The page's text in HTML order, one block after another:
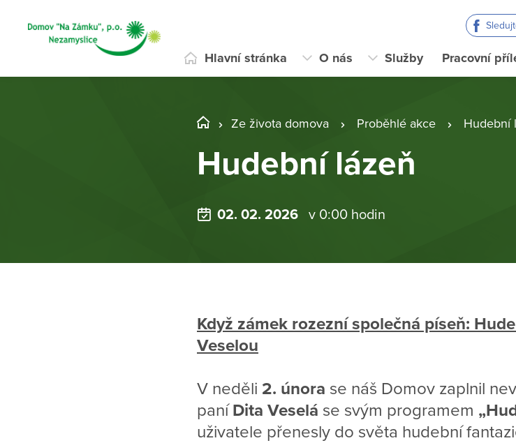
Hlavní stránka O nás Služby Pracovní
Ze života domova Proběhlé akce Hudební
Hudební lázeň
02. 02. 2026 v 0:00 hodin
Když zámek rozezní společná píseň:
Veselou
V neděli 2. února se náš Domov zaplnil
paníDita Veselá se svým programem
uživatele přenesly do světa hudební